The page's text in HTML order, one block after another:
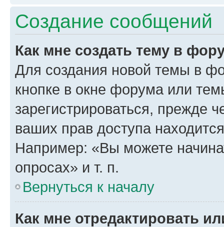
Создание сообщений
Как мне создать тему в
Для создания новой темы в
кнопке в окне форума или
зарегистрироваться, прежде
ваших прав доступа
Например: «Вы можете
опросах» и т. п.
Вернуться к началу
Как мне отредактировать